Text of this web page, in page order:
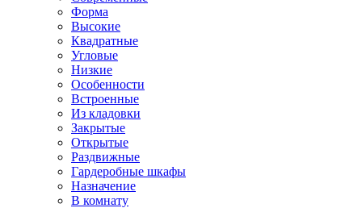
Форма
Высокие
Квадратные
Угловые
Низкие
Особенности
Встроенные
Из кладовки
Закрытые
Открытые
Раздвижные
Гардеробные шкафы
Назначение
В комнату